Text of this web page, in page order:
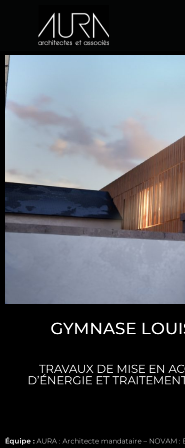
GYMNASE
TRAVAUX DE MISE EN
D’ÉNERGIE ET
Équipe : AURA : Architecte mandataire – NOVAM :